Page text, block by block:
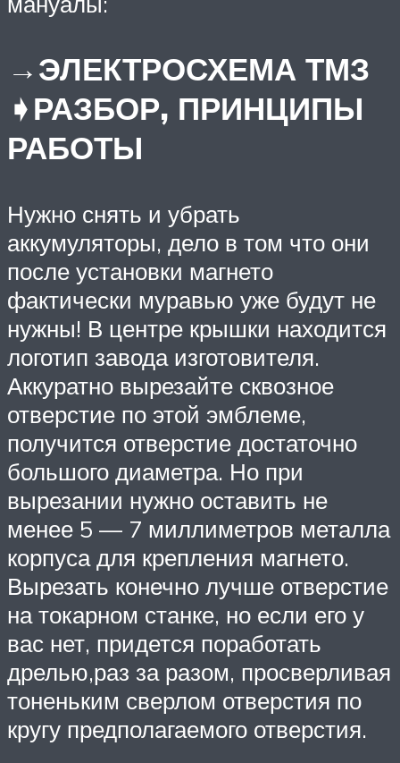
→ЭЛЕКТРОСХЕМА ТМЗ
➧РАЗБОР, ПРИНЦИПЫ
РАБОТЫ
Нужно снять и убрать
аккумуляторы, дело в том что они
после установки магнето
фактически муравью уже будут не
нужны! В центре крышки находится
логотип завода изготовителя.
Аккуратно вырезайте сквозное
отверстие по этой эмблеме,
получится отверстие достаточно
большого диаметра. Но при
вырезании нужно оставить не
менее 5 — 7 миллиметров металла
корпуса для крепления магнето.
Вырезать конечно лучше отверстие
на токарном станке, но если его у
вас нет, придется поработать
дрелью,раз за разом, просверливая
тоненьким сверлом отверстия по
кругу предполагаемого отверстия.